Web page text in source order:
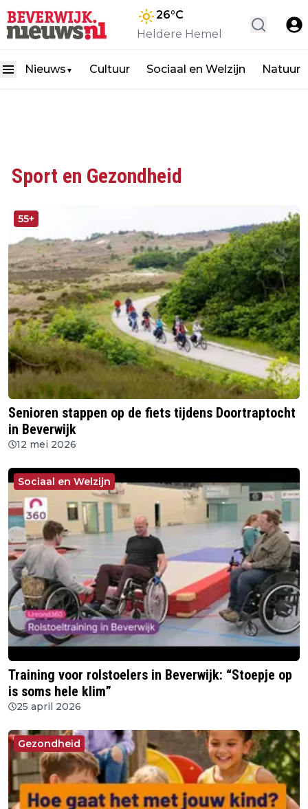
26°C
Heldere Hemel
Nieuws ▼ Cultuur Sociaal en Welzijn Natuur
Sport en Gezondheid
55+
Senioren stappen op de fiets tijdens Doortraptocht
in Beverwijk
12 mei 2026
Sociaal en Welzijn
Training voor rolstoelers in Beverwijk: “Stoepje op
is soms hele klim”
25 april 2026
Gezondheid